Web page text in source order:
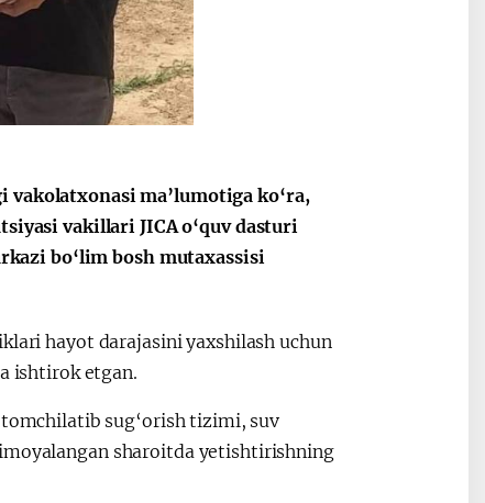
Oʻzbekiston va
Pokiston hamkorligi
ma’lumotiga ko‘ra,
vakillari JICA o‘quv dasturi
bo‘lim bosh mutaxassisi
hayot darajasini yaxshilash uchun
ishtirok etgan.
sug‘orish tizimi, suv
sharoitda yetishtirishning